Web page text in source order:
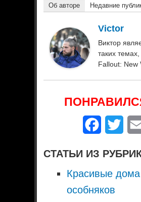
Об авторе Недавние
Victor
Виктор
таких
Fallout: New
Facebook
СТАТЬИ ИЗ
Красивые
особняков